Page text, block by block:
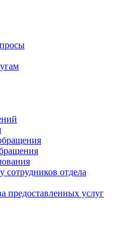
сотрудников отдела
предоставленных услуг